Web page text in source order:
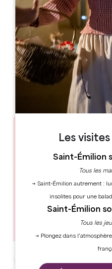
33330
Les
Saint-Émilion
Tous les
→ Saint-Émilion autrement :
insolites pour une
Saint-Émilion
Tous les
→ Plongez dans